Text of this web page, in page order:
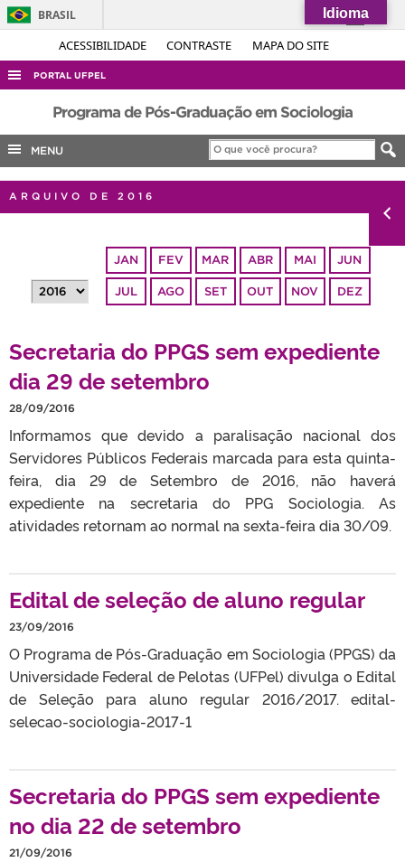
ACESSIBILIDADE CONTRASTE MAPA DO SITE
BRASIL
Simplifique!
Acesso à informação
Legislação
Canais
PORTAL UFPEL
ACESSO À INFORMAÇÃO
AUDITORIA
COBALTO
CONCURSOS
OUVIDORIA
TELEFONES
Programa de Pós-Graduação em Sociologia
MENU
ARQUIVO DE 2016
JAN FEV MAR ABR MAI JUN
JUL AGO SET OUT NOV DEZ
Secretaria do PPGS sem expediente
dia 29 de setembro
28/09/2016
Informamos que devido a paralisação nacional dos
Servidores Públicos Federais marcada para esta quinta-
feira, dia 29 de Setembro de 2016, não haverá
expediente na secretaria do PPG Sociologia. As
atividades retornam ao normal na sexta-feira dia 30/09.
Edital de seleção de aluno regular
23/09/2016
O Programa de Pós-Graduação em Sociologia (PPGS) da
Universidade Federal de Pelotas (UFPel) divulga o Edital
de Seleção para aluno regular 2016/2017. edital-
selecao-sociologia-2017-1
Secretaria do PPGS sem expediente
no dia 22 de setembro
21/09/2016
Idioma